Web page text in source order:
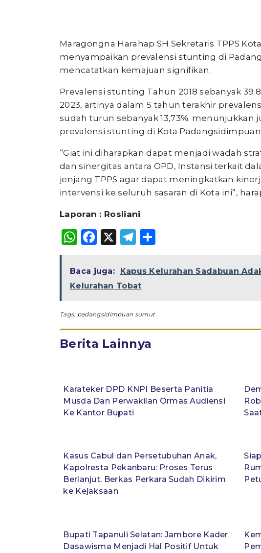
Maragongna Harahap SH Sekretaris TPPS
menyampaikan prevalensi stunting di
mencatatkan kemajuan signifikan.
Prevalensi stunting Tahun 2018 sebanyak
2023, artinya dalam 5 tahun terakhir
sudah turun sebanyak 13,73℅. menunjukkan
prevalensi stunting di Kota
“Giat ini diharapkan dapat menjadi wadah
dan sinergitas antara OPD, Instansi terkait
jenjang TPPS agar dapat meningkatkan
intervensi ke seluruh sasaran di Kota ini”,
Laporan : Rosliani
WhatsApp
Facebook
X Telegram
Baca juga:
Kapus Kelurahan Sadabuan
Kelurahan Tobat
Tags: padangsidimpuan sumut
Berita Lainnya
Karateker DPD KNPI Beserta Panitia
Musda Dan Perwakilan Ormas Audiensi
Ke Kantor Bupati
Kasus Cabul dan Persetubuhan Anak,
Kapolresta Pekanbaru: Proses Terus
Berlanjut, Berkas Perkara Sudah Dikirim
ke Kejaksaan
Bupati Tapanuli Selatan: Jambore Kader
Dasawisma Menjadi Hal Positif Untuk